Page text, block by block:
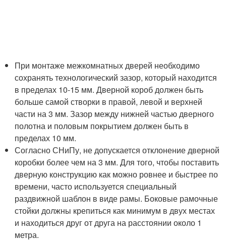
При монтаже межкомнатных дверей необходимо
сохранять технологический зазор, который находится
в пределах 10-15 мм. Дверной короб должен быть
больше самой створки в правой, левой и верхней
части на 3 мм. Зазор между нижней частью дверного
полотна и половым покрытием должен быть в
пределах 10 мм.
Согласно СНиПу, не допускается отклонение дверной
коробки более чем на 3 мм. Для того, чтобы поставить
дверную конструкцию как можно ровнее и быстрее по
времени, часто используется специальный
раздвижной шаблон в виде рамы. Боковые рамочные
стойки должны крепиться как минимум в двух местах
и находиться друг от друга на расстоянии около 1
метра.